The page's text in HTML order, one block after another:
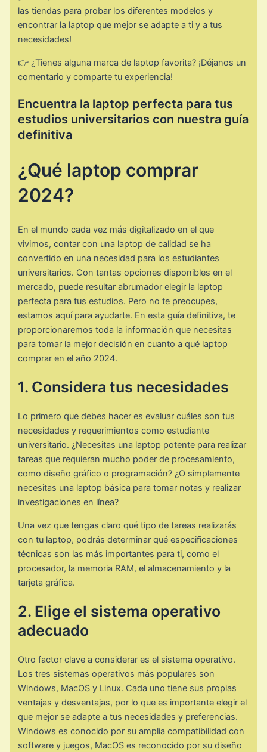
las tiendas para probar los diferentes modelos y
encontrar la laptop que mejor se adapte a ti y a tus
necesidades!
👉 ¿Tienes alguna marca de laptop favorita? ¡Déjanos un
comentario y comparte tu experiencia!
Encuentra la laptop perfecta para tus
estudios universitarios con nuestra guía
definitiva
¿Qué laptop comprar
2024?
En el mundo cada vez más digitalizado en el que
vivimos, contar con una laptop de calidad se ha
convertido en una necesidad para los estudiantes
universitarios. Con tantas opciones disponibles en el
mercado, puede resultar abrumador elegir la laptop
perfecta para tus estudios. Pero no te preocupes,
estamos aquí para ayudarte. En esta guía definitiva, te
proporcionaremos toda la información que necesitas
para tomar la mejor decisión en cuanto a qué laptop
comprar en el año 2024.
1. Considera tus necesidades
Lo primero que debes hacer es evaluar cuáles son tus
necesidades y requerimientos como estudiante
universitario. ¿Necesitas una laptop potente para realizar
tareas que requieran mucho poder de procesamiento,
como diseño gráfico o programación? ¿O simplemente
necesitas una laptop básica para tomar notas y realizar
investigaciones en línea?
Una vez que tengas claro qué tipo de tareas realizarás
con tu laptop, podrás determinar qué especificaciones
técnicas son las más importantes para ti, como el
procesador, la memoria RAM, el almacenamiento y la
tarjeta gráfica.
2. Elige el sistema operativo
adecuado
Otro factor clave a considerar es el sistema operativo.
Los tres sistemas operativos más populares son
Windows, MacOS y Linux. Cada uno tiene sus propias
ventajas y desventajas, por lo que es importante elegir el
que mejor se adapte a tus necesidades y preferencias.
Windows es conocido por su amplia compatibilidad con
software y juegos, MacOS es reconocido por su diseño